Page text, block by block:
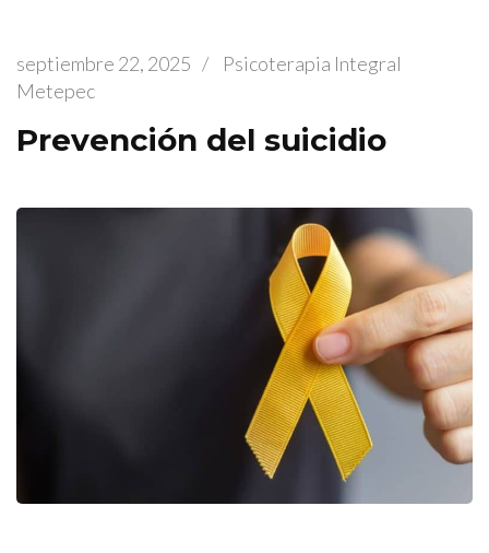
septiembre 22, 2025 /
Psicoterapia Integral
Metepec
Prevención del suicidio